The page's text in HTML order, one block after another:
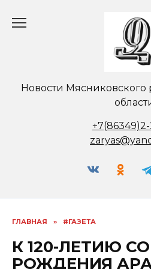
Новости Мясниковского
ГЛАВНАЯ » #ГАЗЕТА
К 120-ЛЕТИЮ
РОЖДЕНИЯ